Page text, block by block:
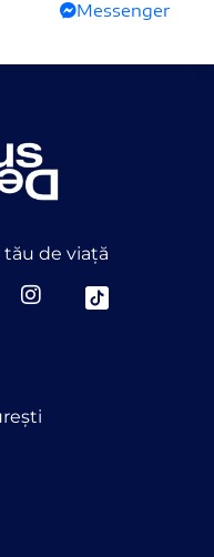
Messenger
de viață